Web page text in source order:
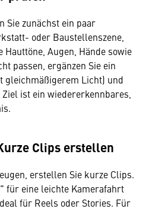
Sie zunächst ein paar
oder Baustellenszene,
Augen, Hände sowie
passen, ergänzen Sie ein
gleichmäßigerem Licht) und
ist ein wiedererkennbares,
Clips erstellen
erstellen Sie kurze Clips.
für eine leichte Kamerafahrt
für Reels oder Stories. Für